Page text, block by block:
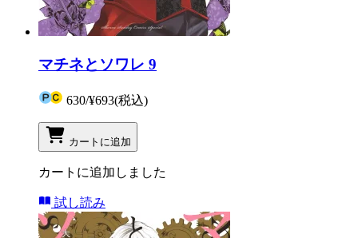
マチネとソワレ 9
630/¥693(税込)
カートに追加
カートに追加しました
試し読み